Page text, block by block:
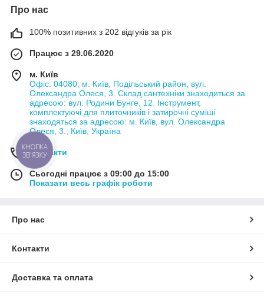
Про нас
100% позитивних з 202 відгуків за рік
Працює з 29.06.2020
м. Київ
Офіс: 04080, м. Київ, Подільський район, вул.
Олександра Олеся, 3. Склад сантехніки знаходиться за
адресою: вул. Родини Бунге, 12. Інструмент,
комплектуючі для плиточників і затирочні суміші
знаходяться за адресою: м. Київ, вул. Олександра
Олеся, 3., Київ, Україна
Контакти
Сьогодні працює з 09:00 до 15:00
Показати весь графік роботи
Про нас
Контакти
Доставка та оплата
КНОПКА
ЗВ'ЯЗКУ